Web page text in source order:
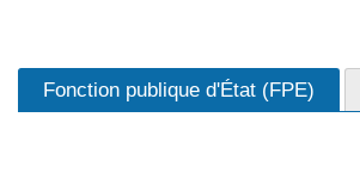
Fonction publique d'État (FPE)